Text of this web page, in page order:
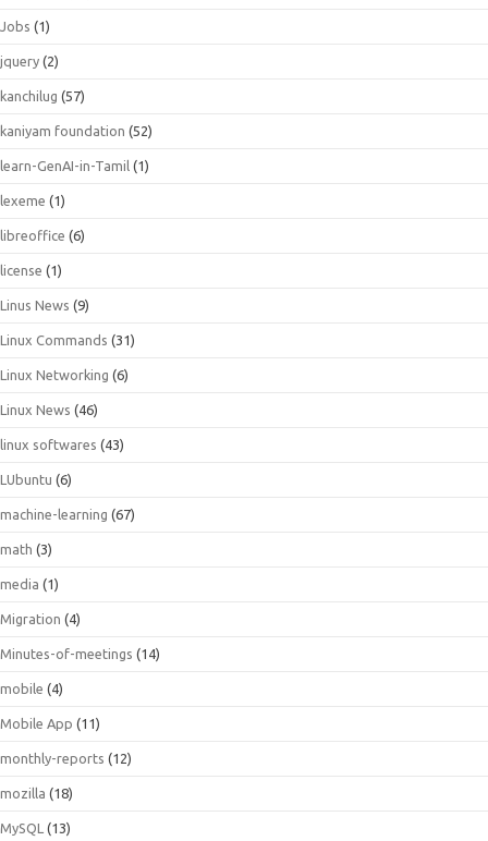
Jobs (1)
jquery (2)
kanchilug (57)
kaniyam foundation (52)
learn-GenAI-in-Tamil (1)
lexeme (1)
libreoffice (6)
license (1)
Linus News (9)
Linux Commands (31)
Linux Networking (6)
Linux News (46)
linux softwares (43)
LUbuntu (6)
machine-learning (67)
math (3)
media (1)
Migration (4)
Minutes-of-meetings (14)
mobile (4)
Mobile App (11)
monthly-reports (12)
mozilla (18)
MySQL (13)